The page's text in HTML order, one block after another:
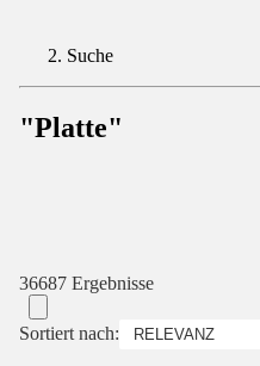
Suche
"Platte"
36687 Ergebnisse
Sortiert nach: